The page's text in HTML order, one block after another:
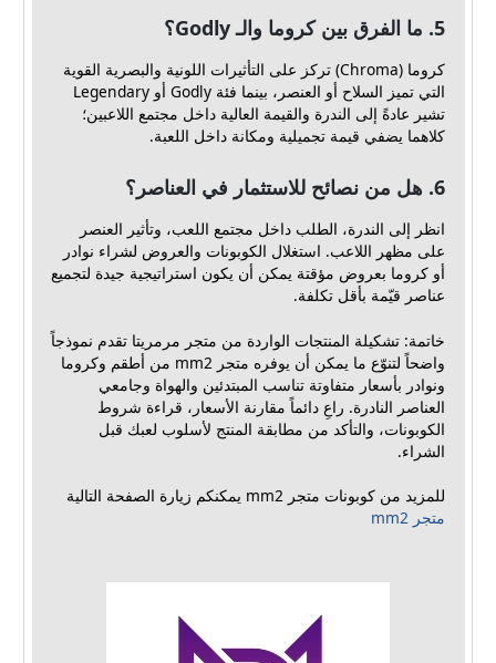
5. ما الفرق بين كروما والـ Godly؟
كروما (Chroma) تركز على التأثيرات اللونية والبصرية القوية
التي تميز السلاح أو العنصر، بينما فئة Godly أو Legendary
تشير عادةً إلى الندرة والقيمة العالية داخل مجتمع اللاعبين؛
كلاهما يضفي قيمة تجميلية ومكانة داخل اللعبة.
6. هل من نصائح للاستثمار في العناصر؟
انظر إلى الندرة، الطلب داخل مجتمع اللعب، وتأثير العنصر
على مظهر اللاعب. استغلال الكوبونات والعروض لشراء نوادر
أو كروما بعروض مؤقتة يمكن أن يكون استراتيجية جيدة لتجميع
عناصر قيّمة بأقل تكلفة.
خاتمة: تشكيلة المنتجات الواردة من متجر مرمريتا تقدم نموذجاً
واضحاً لتنوّع ما يمكن أن يوفره متجر mm2 من أطقم وكروما
ونوادر بأسعار متفاوتة تناسب المبتدئين والهواة وجامعي
العناصر النادرة. راعِ دائماً مقارنة الأسعار، قراءة شروط
الكوبونات، والتأكد من مطابقة المنتج لأسلوب لعبك قبل
الشراء.
للمزيد من كوبونات متجر mm2 يمكنكم زيارة الصفحة التالية
متجر mm2